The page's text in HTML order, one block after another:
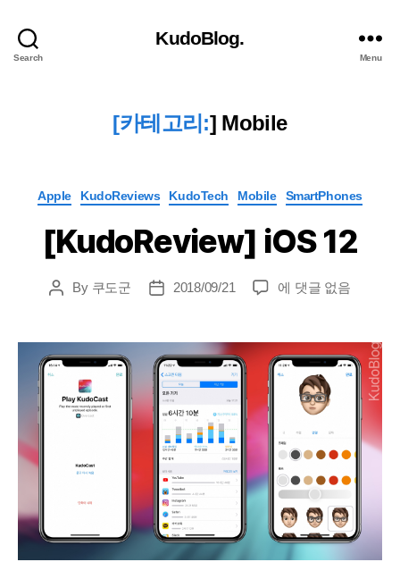
Search
KudoBlog.
Menu
[카테고리:] Mobile
Categories
Apple KudoReviews KudoTech Mobile SmartPhones
[KudoReview] iOS 12
PostBy 쿠도군
Post2018/09/21
[KudoReview]
에 댓글 없음